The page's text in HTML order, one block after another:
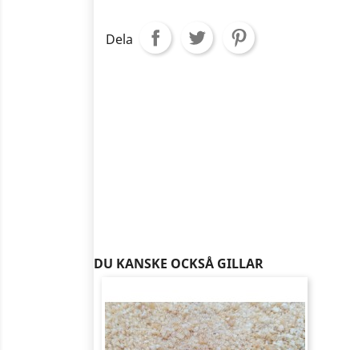
Dela
DU KANSKE OCKSÅ GILLAR